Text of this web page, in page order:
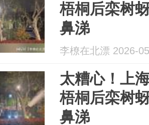
梧桐后栾树
鼻涕
李橑在北漂 2026-
太糟心！上
梧桐后栾树
鼻涕